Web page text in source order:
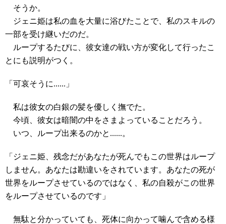
そうか。
ジェニ姫は私の血を大量に浴びたことで、私のスキルの
一部を受け継いだのだ。
ループするたびに、彼女達の戦い方が変化して行ったこ
とにも説明がつく。
「可哀そうに......」
私は彼女の白銀の髪を優しく撫でた。
今頃、彼女は暗闇の中をさまよっていることだろう。
いつ、ループ出来るのかと......。
「ジェニ姫、残念だがあなたが死んでもこの世界はループ
しません。あなたは勘違いをされています。あなたの死が
世界をループさせているのではなく、私の自殺がこの世界
をループさせているのです」
無駄と分かっていても、死体に向かって噛んで含める様